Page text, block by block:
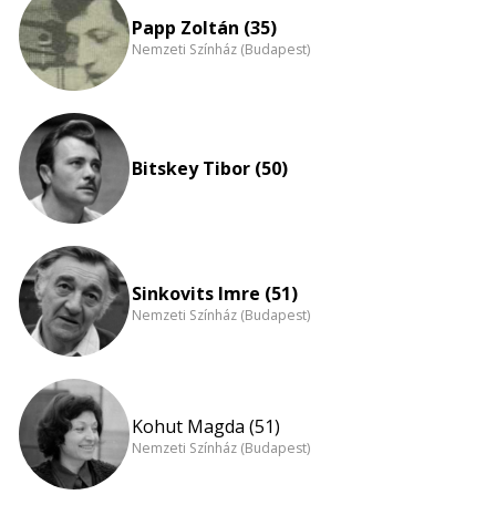
Papp Zoltán (35)
Nemzeti Színház (Budapest)
Bitskey Tibor (50)
Sinkovits Imre (51)
Nemzeti Színház (Budapest)
Kohut Magda (51)
Nemzeti Színház (Budapest)